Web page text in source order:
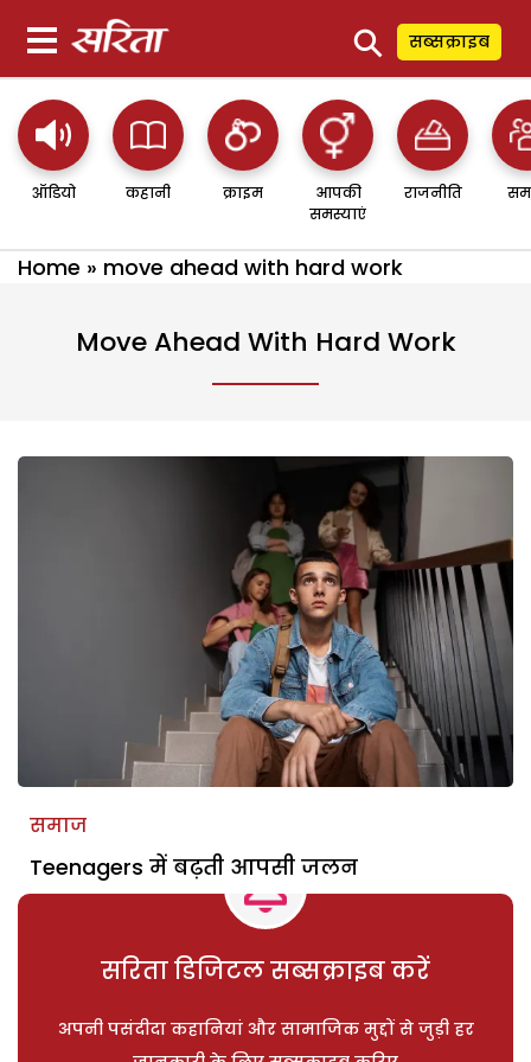
⚲ सब्सक्राइब
ऑडियो कहानी क्राइम
आपकी
समस्याएं
राजनीति
Home » move ahead with hard work
Move Ahead With Hard Work
समाज
Teenagers में बढ़ती आपसी जलन
सरिता डिजिटल सब्सक्राइब करें
अपनी पसंदीदा कहानियां और सामाजिक मुद्दों से जुड़ी हर